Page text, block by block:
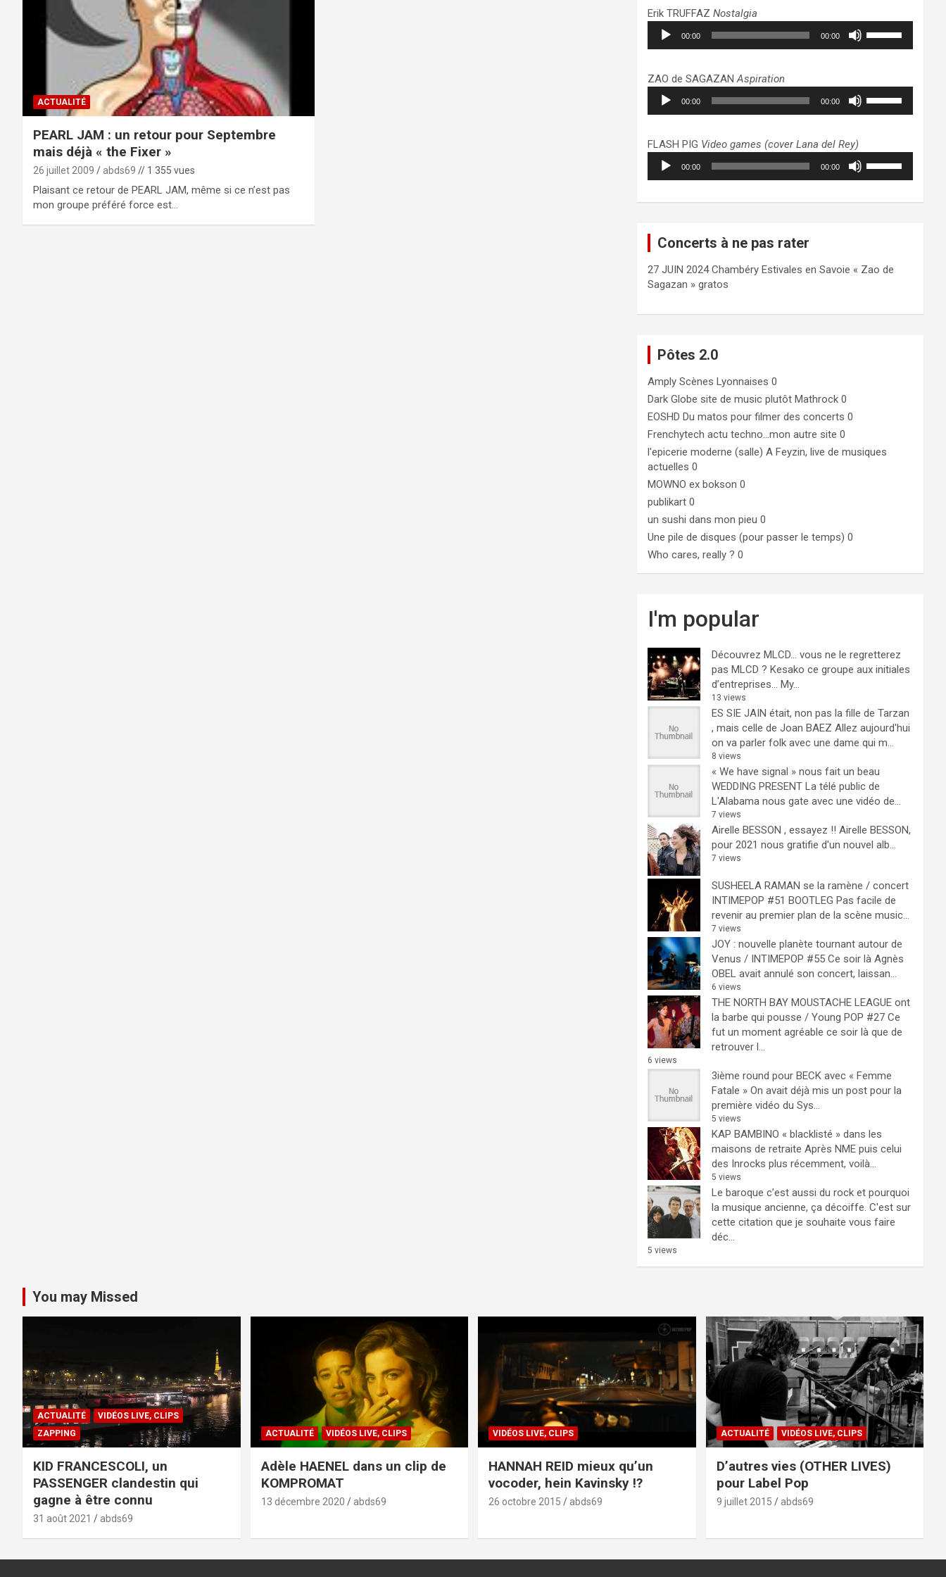
ACTUALITÉ
PEARL JAM : un retour pour Septembre
mais déjà « the Fixer »
26 juillet 2009 abds69 // 1 355 vues
Plaisant ce retour de PEARL JAM, même si ce n’est pas
mon groupe préféré force est…
pour
augmenter
ou
volume.
Erik TRUFFAZNostalgia
Lecteur
audio
00:00 00:00
pour
augmenter
ou
volume.
ZAO de SAGAZANAspiration
Lecteur
audio
00:00 00:00
pour
augmenter
ou
FLASH PIG Video games (cover Lana del Rey)
Lecteur
audio
00:00 00:00
haut/bas
le
Concerts à ne pas rater
27 JUIN 2024 Chambéry Estivales en Savoie « Zao de
Sagazan » gratos
Pôtes 2.0
Amply Scènes Lyonnaises 0
Dark Globe site de music plutôt Mathrock 0
EOSHD Du matos pour filmer des concerts 0
Frenchytech actu techno…mon autre site 0
l'epicerie moderne (salle) A Feyzin, live de musiques
actuelles 0
MOWNO ex bokson 0
publikart 0
un sushi dans mon pieu 0
Une pile de disques (pour passer le temps) 0
Who cares, really ? 0
I'm popular
Découvrez MLCD… vous ne le regretterez
pas MLCD ? Kesako ce groupe aux initiales
d’entreprises… My...
13 views
ES SIE JAIN était, non pas la fille de Tarzan
, mais celle de Joan BAEZ Allez aujourd'hui
on va parler folk avec une dame qui m...
8 views
« We have signal » nous fait un beau
WEDDING PRESENT La télé public de
L'Alabama nous gate avec une vidéo de...
7 views
Airelle BESSON , essayez !! Airelle BESSON,
pour 2021 nous gratifie d'un nouvel alb...
7 views
SUSHEELA RAMAN se la ramène / concert
INTIMEPOP #51 BOOTLEG Pas facile de
revenir au premier plan de la scène music...
7 views
JOY : nouvelle planète tournant autour de
Venus / INTIMEPOP #55 Ce soir là Agnès
OBEL avait annulé son concert, laissan...
6 views
THE NORTH BAY MOUSTACHE LEAGUE ont
la barbe qui pousse / Young POP #27 Ce
fut un moment agréable ce soir là que de
retrouver l...
6 views
3ième round pour BECK avec « Femme
Fatale » On avait déjà mis un post pour la
première vidéo du Sys...
5 views
KAP BAMBINO « blacklisté » dans les
maisons de retraite Après NME puis celui
des Inrocks plus récemment, voilà...
5 views
Le baroque c’est aussi du rock et pourquoi
la musique ancienne, ça décoiffe. C'est sur
cette citation que je souhaite vous faire
déc...
5 views
You may Missed
ACTUALITÉ
VIDÉOS LIVE, CLIPS
ZAPPING
KID FRANCESCOLI, un
PASSENGER clandestin qui
gagne à être connu
31 août 2021 abds69
ACTUALITÉ VIDÉOS LIVE, CLIPS
Adèle HAENEL dans un clip de
KOMPROMAT
13 décembre 2020 abds69
VIDÉOS LIVE, CLIPS
HANNAH REID mieux qu’un
vocoder, hein Kavinsky !?
26 octobre 2015 abds69
ACTUALITÉ VIDÉOS LIVE, CLIPS
D’autres vies (OTHER LIVES)
pour Label Pop
9 juillet 2015 abds69